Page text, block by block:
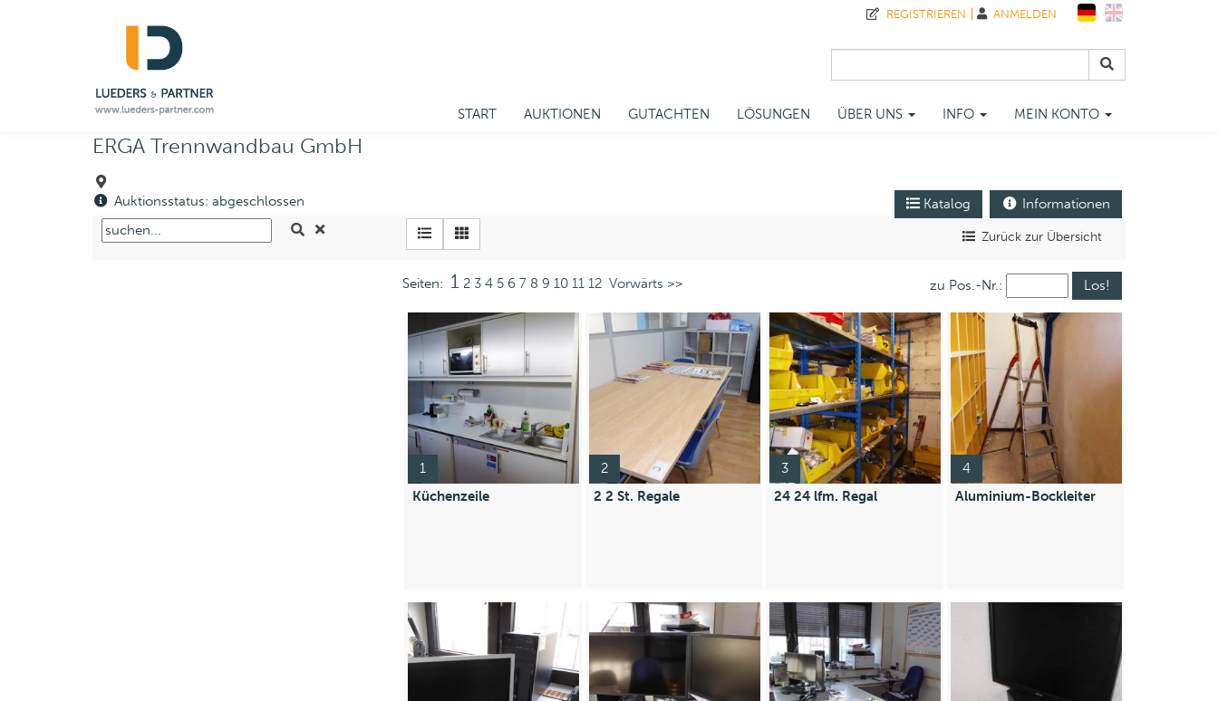
START AUKTIONEN GUTACHTEN LÖSUNGEN ÜBER UNS INFO MEIN KONTO
REGISTRIEREN ANMELDEN
ERGA Trennwandbau GmbH
Auktionsstatus: abgeschlossen Katalog Informationen
Zurück zur Übersicht
Seiten: 1 2 3 4 5 6 7 8 9 10 11 12 Vorwärts >> zu Pos.-Nr.:
1
Küchenzeile
2
2 2 St. Regale
3
24 24 lfm. Regal
4
Aluminium-Bockleiter